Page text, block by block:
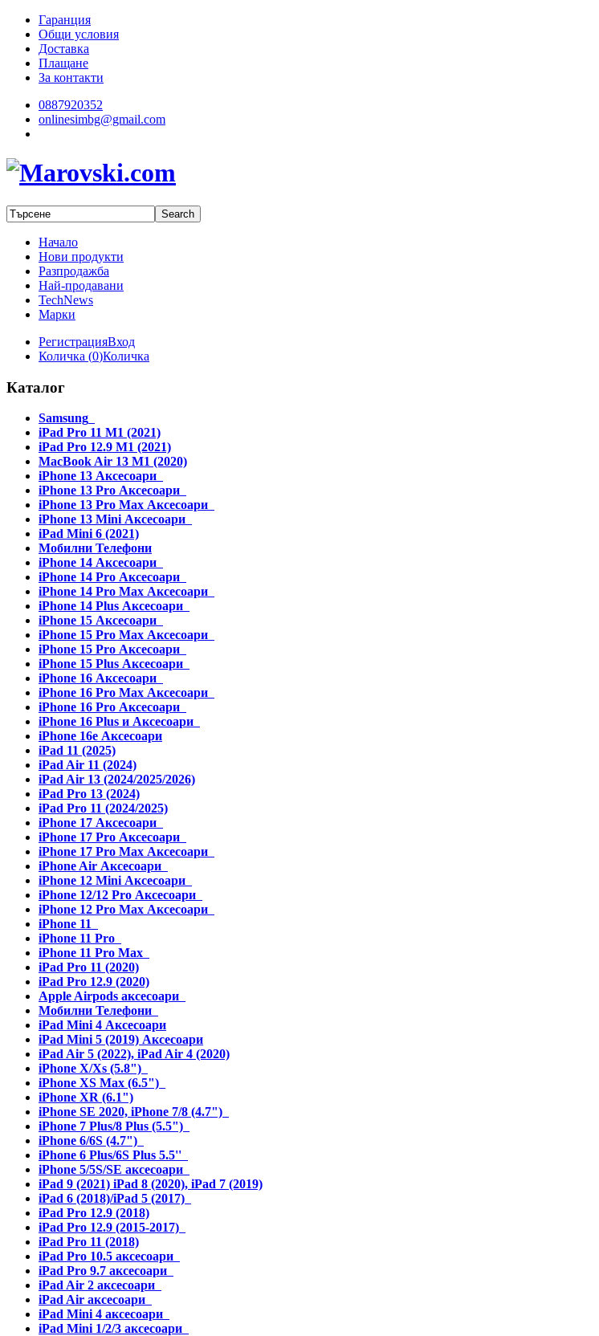
Гаранция
Общи условия
Доставка
Плащане
За контакти
0887920352
onlinesimbg@gmail.com
Начало
Нови продукти
Разпродажба
Най-продавани
TechNews
Марки
РегистрацияВход
Количка (0)Количка
Каталог
Samsung
iPad Pro 11 M1 (2021)
iPad Pro 12.9 M1 (2021)
MacBook Air 13 M1 (2020)
iPhone 13 Аксесоари
iPhone 13 Pro Аксесоари
iPhone 13 Pro Max Аксесоари
iPhone 13 Mini Аксесоари
iPad Mini 6 (2021)
Мобилни Телефони
iPhone 14 Аксесоари
iPhone 14 Pro Аксесоари
iPhone 14 Pro Max Аксесоари
iPhone 14 Plus Аксесоари
iPhone 15 Аксесоари
iPhone 15 Pro Max Аксесоари
iPhone 15 Pro Аксесоари
iPhone 15 Plus Аксесоари
iPhone 16 Аксесоари
iPhone 16 Pro Max Аксесоари
iPhone 16 Pro Аксесоари
iPhone 16 Plus и Аксесоари
iPhone 16e Аксесоари
iPad 11 (2025)
iPad Air 11 (2024)
iPad Air 13 (2024/2025/2026)
iPad Pro 13 (2024)
iPad Pro 11 (2024/2025)
iPhone 17 Аксесоари
iPhone 17 Pro Аксесоари
iPhone 17 Pro Max Аксесоари
iPhone Air Аксесоари
iPhone 12 Mini Аксесоари
iPhone 12/12 Pro Аксесоари
iPhone 12 Pro Max Аксесоари
iPhone 11
iPhone 11 Pro
iPhone 11 Pro Max
iPad Pro 11 (2020)
iPad Pro 12.9 (2020)
Apple Airpods аксесоари
Мобилни Телефони
iPad Mini 4 Аксесоари
iPad Mini 5 (2019) Аксесоари
iPad Air 5 (2022), iPad Air 4 (2020)
iPhone X/Xs (5.8")
iPhone XS Max (6.5")
iPhone XR (6.1")
iPhone SE 2020, iPhone 7/8 (4.7")
iPhone 7 Plus/8 Plus (5.5")
iPhone 6/6S (4.7")
iPhone 6 Plus/6S Plus 5.5''
iPhone 5/5S/SE аксесоари
iPad 9 (2021) iPad 8 (2020), iPad 7 (2019)
iPad 6 (2018)/iPad 5 (2017)
iPad Pro 12.9 (2018)
iPad Pro 12.9 (2015-2017)
iPad Pro 11 (2018)
iPad Pro 10.5 аксесоари
iPad Pro 9.7 аксесоари
iPad Air 2 аксесоари
iPad Air аксесоари
iPad Mini 4 аксесоари
iPad Mini 1/2/3 аксесоари